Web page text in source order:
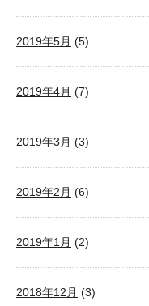
2019年5月 (5)
2019年4月 (7)
2019年3月 (3)
2019年2月 (6)
2019年1月 (2)
2018年12月 (3)